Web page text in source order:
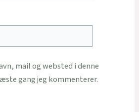
mail og websted i denne
gang jeg kommenterer.